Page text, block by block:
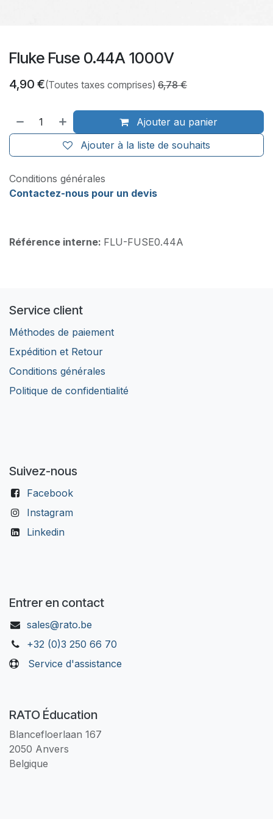
Fluke Fuse 0.44A 1000V
4,90 €(Toutes taxes comprises) 6,78€
Ajouter au panier
Ajouter à la liste de souhaits
Conditions générales
Contactez-nous pour un devis
Référence interne: FLU-FUSE0.44A
Service client
Méthodes de paiement
Expédition et Retour
Conditions générales
Politique de confidentialité
Suivez-nous
Facebook
Instagram
Linkedin
Entrer en contact
sales@rato.be
+32 (0)3 250 66 70
Service d'assistance
RATO Éducation
Blancefloerlaan 167
2050 Anvers
Belgique